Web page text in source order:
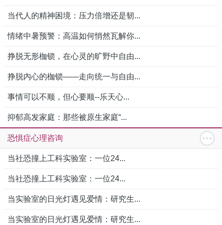
当代人的精神困境：压力倍增还是韧...
情绪中暑预警：高温如何悄然瓦解你...
挣脱无形枷锁，在心灵的旷野中自由...
挣脱内心的枷锁——走向统一与自由...
事情可以不顺，但心要顺--乐天心...
抑郁高发家庭：那些被原生家庭“...
恐惧症心理咨询
当社恐撞上工科实验室：一位24...
当社恐撞上工科实验室：一位24...
当实验室的日光灯遇见爱情：研究生...
当实验室的日光灯遇见爱情：研究生...